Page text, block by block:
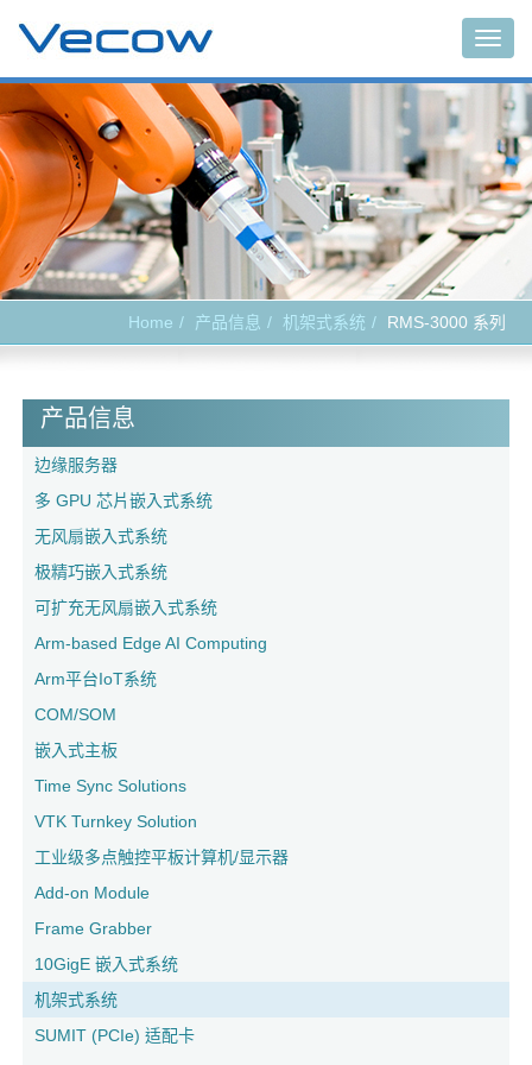
Home 产品信息 机架式系统 RMS-3000 系列
产品信息
边缘服务器
多 GPU 芯片嵌入式系统
无风扇嵌入式系统
极精巧嵌入式系统
可扩充无风扇嵌入式系统
Arm-based Edge AI Computing
Arm平台IoT系统
COM/SOM
嵌入式主板
Time Sync Solutions
VTK Turnkey Solution
工业级多点触控平板计算机/显示器
Add-on Module
Frame Grabber
10GigE 嵌入式系统
机架式系统
SUMIT (PCIe) 适配卡